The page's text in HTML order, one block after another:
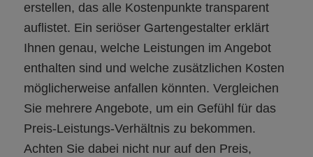
erstellen, das alle Kostenpunkte transparent
auflistet. Ein seriöser Gartengestalter erklärt
Ihnen genau, welche Leistungen im Angebot
enthalten sind und welche zusätzlichen Kosten
möglicherweise anfallen könnten. Vergleichen
Sie mehrere Angebote, um ein Gefühl für das
Preis-Leistungs-Verhältnis zu bekommen.
Achten Sie dabei nicht nur auf den Preis,